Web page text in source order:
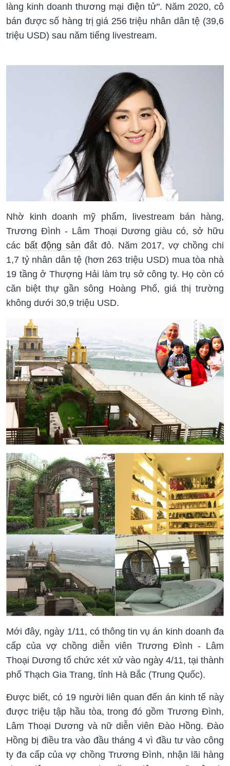
làng kinh doanh thương mại điện tử". Năm 2020, cô
bán được số hàng trị giá 256 triệu nhân dân tệ (39,6
triệu USD) sau năm tiếng livestream.
Nhờ kinh doanh mỹ phẩm, livestream bán hàng,
Trương Đình - Lâm Thoại Dương giàu có, sở hữu
các bất động sản đắt đỏ. Năm 2017, vợ chồng chi
1,7 tỷ nhân dân tệ (hơn 263 triệu USD) mua tòa nhà
19 tầng ở Thượng Hải làm trụ sở công ty. Họ còn có
căn biệt thự gần sông Hoàng Phố, giá thị trường
không dưới 30,9 triệu USD.
Mới đây, ngày 1/11, có thông tin vụ án kinh doanh đa
cấp của vợ chồng diễn viên Trương Đình - Lâm
Thoại Dương tổ chức xét xử vào ngày 4/11, tại thành
phố Thạch Gia Trang, tỉnh Hà Bắc (Trung Quốc).
Được biết, có 19 người liên quan đến án kinh tế này
được triệu tập hầu tòa, trong đó gồm Trương Đình,
Lâm Thoại Dương và nữ diễn viên Đào Hồng. Đào
Hồng bị điều tra vào đầu tháng 4 vì đầu tư vào công
ty đa cấp của vợ chồng Trương Đình, nhận lãi hàng